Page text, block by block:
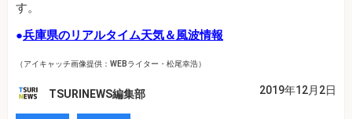
す。
●兵庫県のリアルタイム天気＆風波情報
（アイキャッチ画像提供：WEBライター・松尾幸浩）
TSURINEWS編集部 2019年12月2日